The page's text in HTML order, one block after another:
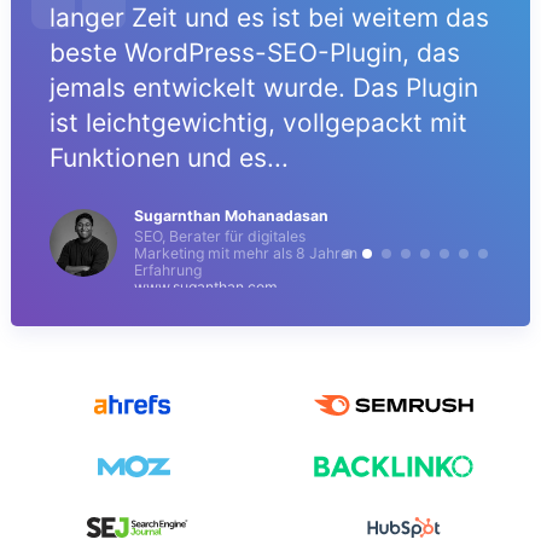
langer Zeit und es ist bei weitem das
beste WordPress-SEO-Plugin, das
jemals entwickelt wurde. Das Plugin
ist leichtgewichtig, vollgepackt mit
Funktionen und es...
Sugarnthan Mohanadasan
SEO, Berater für digitales
Marketing mit mehr als 8 Jahren
Erfahrung
www.suganthan.com